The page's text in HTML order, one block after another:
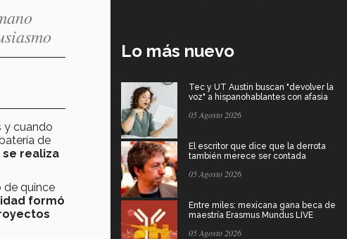
y cuando
de
realiza
de quince
formó
Lo más nuevo
Tec y UT Austin buscan "devolver la
voz" a hispanohablantes con afasia
05 Agosto 2026
El escritor que dice que la derrota
también merece ser contada
05 Agosto 2026
Entre miles: mexicana gana beca de
maestría Erasmus Mundus LIVE
05 Agosto 2026